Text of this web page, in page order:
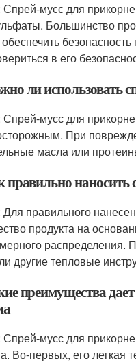
Спрей-мусс для
Большинство
в его
ли использовать
Спрей-мусс для
При
масла или
правильно наносить
Для правильного
продукта на
распределения.
другие тепловые
преимущества
Спрей-мусс для
Во-первых, его легкая